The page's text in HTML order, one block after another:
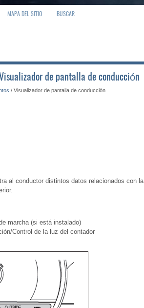
MAPA DEL SITIO BUSCAR
de pantalla de conducción
/ Visualizador de pantalla de conducción
al conductor distintos datos relacionados con la
marcha (si está instalado)
Control de la luz del contador